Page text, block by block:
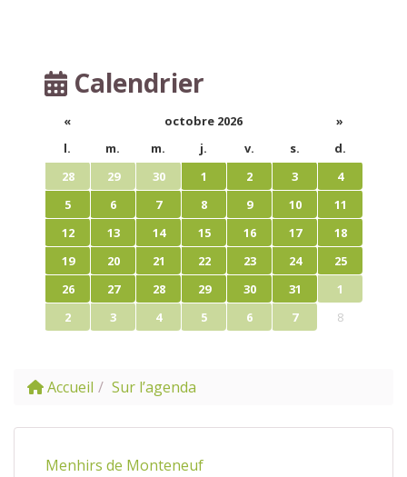
Calendrier
« octobre 2026
»
l.
m. m. j. v. s.
d.
28
29 30 1 2 3
4
5
6 7 8 9 10
11
12
13 14 15 16 17
18
19
20 21 22 23 24
25
26
27 28 29 30 31
1
2
3 4 5 6 7 8
Accueil Sur l’agenda
Menhirs de Monteneuf